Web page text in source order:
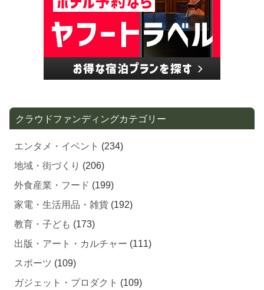
クラウドファンディングカテゴリー
エンタメ・イベント (234)
地域・街づくり (206)
外食産業・フード (199)
家電・生活用品・雑貨 (192)
教育・子ども (173)
出版・アート・カルチャー (111)
スポーツ (109)
ガジェット・プロダクト (109)